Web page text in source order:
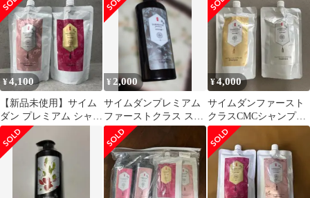
CMC シャンプー
ト4点セット
メントレフィル
¥4,100
【新品未使用】サイム
ダン プレミアム シャン
プー トリートメント 詰
替用☆最新版
¥2,000
サイムダンプレミアム
ファーストクラス スー
パーSTEM CMC トリー
トメント
¥4,000
サイムダンファースト
クラスCMCシャンプー
＆トリートメントレフ
ィル